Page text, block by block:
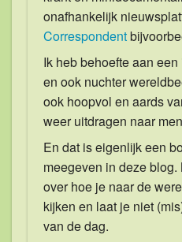
onafhankelijk
Correspondent
Ik heb behoefte aan
en ook nuchter
ook hoopvol en aards
weer uitdragen naar
En dat is eigenlijk een
meegeven in deze
over hoe je naar de
kijken en laat je niet
van de dag.